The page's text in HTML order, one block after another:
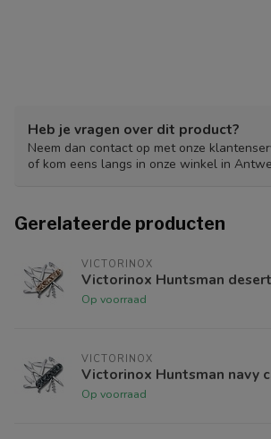
Heb je vragen over dit product?
Neem dan contact op met onze
of kom eens langs in onze winkel in
Gerelateerde producten
VICTORINOX
Victorinox Huntsman
Op voorraad
VICTORINOX
Victorinox Huntsman navy
Op voorraad